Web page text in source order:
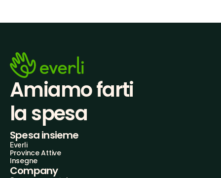
Amiamo farti
la spesa
Spesa insieme
Everli
Province Attive
Insegne
Company